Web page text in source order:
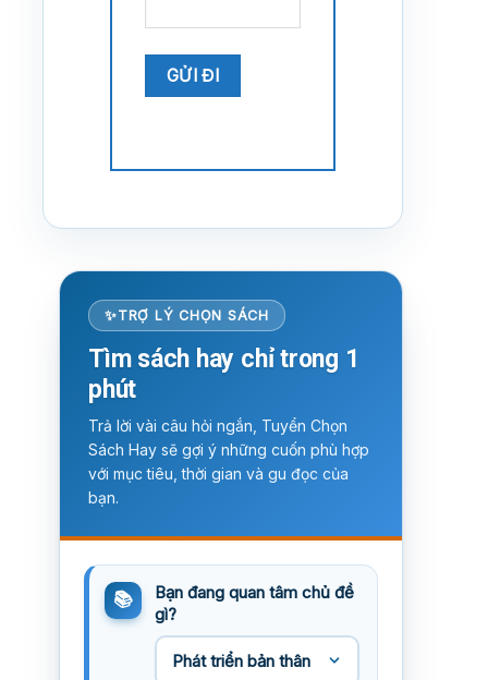
TRỢ LÝ CHỌN SÁCH
Tìm sách hay chỉ trong 1
phút
Trả lời vài câu hỏi ngắn, Tuyển Chọn
Sách Hay sẽ gợi ý những cuốn phù hợp
với mục tiêu, thời gian và gu đọc của
bạn.
Bạn đang quan tâm chủ đề
gì?